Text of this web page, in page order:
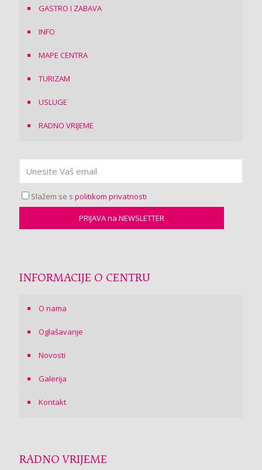
GASTRO I ZABAVA
INFO
MAPE CENTRA
TURIZAM
USLUGE
RADNO VRIJEME
Slažem se s politikom privatnosti
INFORMACIJE O CENTRU
O nama
Oglašavanje
Novosti
Galerija
Kontakt
RADNO VRIJEME